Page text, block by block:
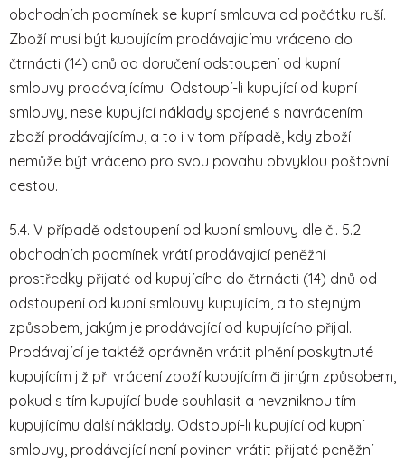
obchodních podmínek se kupní smlouva od počátku ruší.
Zboží musí být kupujícím prodávajícímu vráceno do
čtrnácti (14) dnů od doručení odstoupení od kupní
smlouvy prodávajícímu. Odstoupí-li kupující od kupní
smlouvy, nese kupující náklady spojené s navrácením
zboží prodávajícímu, a to i v tom případě, kdy zboží
nemůže být vráceno pro svou povahu obvyklou poštovní
cestou.
5.4. V případě odstoupení od kupní smlouvy dle čl. 5.2
obchodních podmínek vrátí prodávající peněžní
prostředky přijaté od kupujícího do čtrnácti (14) dnů od
odstoupení od kupní smlouvy kupujícím, a to stejným
způsobem, jakým je prodávající od kupujícího přijal.
Prodávající je taktéž oprávněn vrátit plnění poskytnuté
kupujícím již při vrácení zboží kupujícím či jiným způsobem,
pokud s tím kupující bude souhlasit a nevzniknou tím
kupujícímu další náklady. Odstoupí-li kupující od kupní
smlouvy, prodávající není povinen vrátit přijaté peněžní